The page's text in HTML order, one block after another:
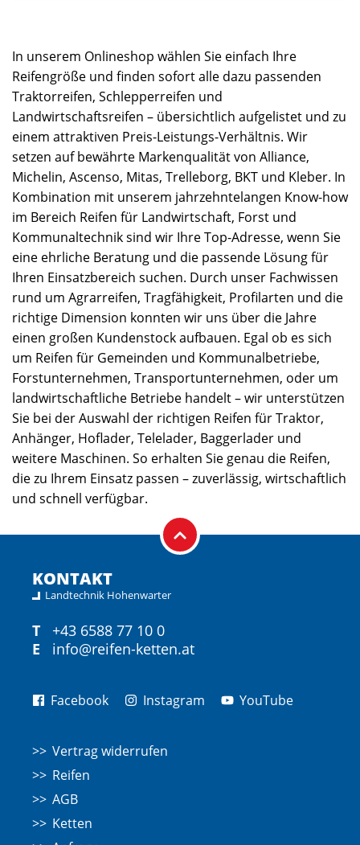
In unserem Onlineshop wählen Sie einfach Ihre
Reifengröße und finden sofort alle dazu passenden
Traktorreifen, Schlepperreifen und
Landwirtschaftsreifen – übersichtlich aufgelistet und zu
einem attraktiven Preis-Leistungs-Verhältnis. Wir
setzen auf bewährte Markenqualität von Alliance,
Michelin, Ascenso, Mitas, Trelleborg, BKT und Kleber. In
Kombination mit unserem jahrzehntelangen Know-how
im Bereich Reifen für Landwirtschaft, Forst und
Kommunaltechnik sind wir Ihre Top-Adresse, wenn Sie
eine ehrliche Beratung und die passende Lösung für
Ihren Einsatzbereich suchen. Durch unser Fachwissen
rund um Agrarreifen, Tragfähigkeit, Profilarten und die
richtige Dimension konnten wir uns über die Jahre
einen großen Kundenstock aufbauen. Egal ob es sich
um Reifen für Gemeinden und Kommunalbetriebe,
Forstunternehmen, Transportunternehmen, oder um
landwirtschaftliche Betriebe handelt – wir unterstützen
Sie bei der Auswahl der richtigen Reifen für Traktor,
Anhänger, Hoflader, Telelader, Baggerlader und
weitere Maschinen. So erhalten Sie genau die Reifen,
die zu Ihrem Einsatz passen – zuverlässig, wirtschaftlich
und schnell verfügbar.
KONTAKT
Landtechnik Hohenwarter
T
+43 6588 77 10 0
E
info@reifen-ketten.at
Facebook Instagram YouTube
Vertrag widerrufen
Reifen
AGB
Ketten